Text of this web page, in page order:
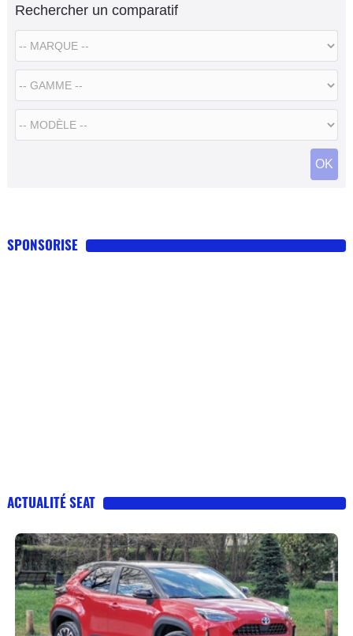
Rechercher un comparatif
OK
SPONSORISE
ACTUALITÉ SEAT